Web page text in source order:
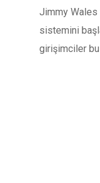
Jimmy
sistemini
girişimciler